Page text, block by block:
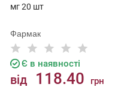
мг 20 шт
Фармак
Є в наявності
від 118.40 грн